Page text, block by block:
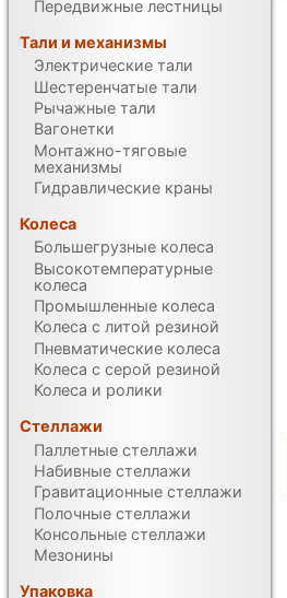
Передвижные лестницы
Тали и механизмы
Электрические тали
Шестеренчатые тали
Рычажные тали
Вагонетки
Монтажно-тяговые
механизмы
Гидравлические краны
Колеса
Большегрузные колеса
Высокотемпературные
колеса
Промышленные колеса
Колеса с литой резиной
Пневматические колеса
Колеса с серой резиной
Колеса и ролики
Стеллажи
Паллетные стеллажи
Набивные стеллажи
Гравитационные стеллажи
Полочные стеллажи
Консольные стеллажи
Мезонины
Упаковка